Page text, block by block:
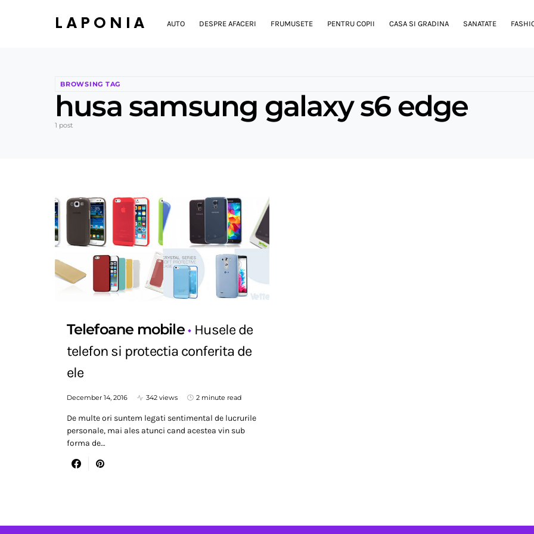
LAPONIA AUTO DESPRE AFACERI FRUMUSETE PENTRU COPII CASA SI GRADINA SANATATE
BROWSING TAG
husa samsung galaxy s6 edge
1 post
Telefoane mobile
Husele de
telefon si protectia conferita de
ele
December 14, 2016 342 views 2 minute read
De multe ori suntem legati sentimental de lucrurile
personale, mai ales atunci cand acestea vin sub
forma de…